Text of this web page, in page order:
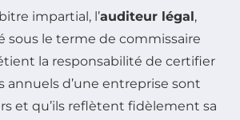
impartial, l’auditeur légal ,
sous le terme de commissaire
la responsabilité de certifier
annuels d’une entreprise sont
et qu’ils reflètent fidèlement sa